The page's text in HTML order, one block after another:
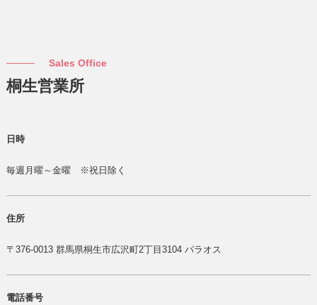
Sales Office
桐生営業所
日時
毎週月曜～金曜 ※祝日除く
住所
〒376-0013 群馬県桐生市広沢町2丁目3104 パラオス
電話番号